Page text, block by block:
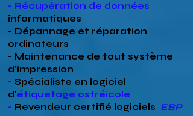
- Récupération de données
informatiques
- Dépannage et réparation
ordinateurs
- Maintenance de tout système
d'impression
- Spécialiste en logiciel
d'étiquetage ostréicole
- Revendeur certifié logiciels EBP